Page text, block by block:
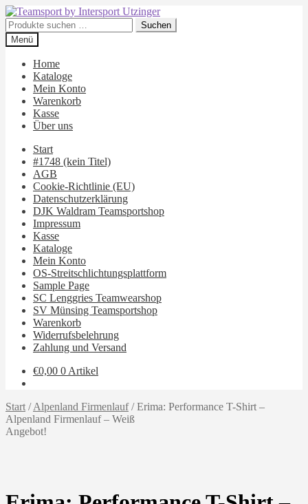
Zur
Navigation
springen
Zum
Inhalt
springen
Suchen
nach:
Suchen
Menü
Home
Kataloge
Mein Konto
Warenkorb
Kasse
Über uns
Start
#1748 (kein Titel)
AGB
Cookie-Richtlinie (EU)
Datenschutzerklärung
DJK Waldram Teamsportshop
Impressum
Kasse
Kataloge
Mein Konto
OS-Streitschlichtungsplattform
Sample Page
SC Lenggries Teamwearshop
SV Münsing Teamsportshop
Warenkorb
Widerrufsbelehrung
Zahlung und Versand
€0,00 0 Artikel
Start /Alpenland Firmenlauf/Erima: Performance T-Shirt –
Alpenland Firmenlauf – Weiß
Angebot!